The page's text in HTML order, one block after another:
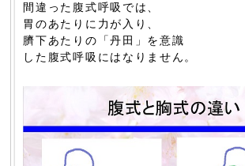
間違った腹式呼吸では、
胃のあたりに力が入り、
臍下あたりの「丹田」を意識
した腹式呼吸にはなりません。